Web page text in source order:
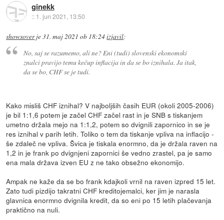
ginekk
:: 1. jun 2021, 13:50
showsoverje31. maj 2021 ob 18:24izjavil:
No, saj se razumemo, ali ne? Eni (tudi) slovenski ekonomski
znalci pravijo temu kečup inflacija in da se bo iznihala. Ja itak,
da se bo, CHF se je tudi.
Kako misliš CHF iznihal? V najboljših časih EUR (okoli 2005-2006)
je bil 1:1,6 potem je začel CHF začel rast in je SNB s tiskanjem
umetno držala mejo na 1:1,2, potem so dvignili zapornico in se je
res iznihal v parih letih. Toliko o tem da tiskanje vpliva na inflacijo -
še zdaleč ne vpliva. Švica je tiskala enormno, da je držala raven na
1,2 in je frank po dvignjeni zapornici še vedno zrastel, pa je samo
ena mala država izven EU z ne tako obsežno ekonomijo.
Ampak ne kaže da se bo frank kdajkoli vrnil na raven izpred 15 let.
Zato tudi pizdijo takratni CHF kreditojemalci, ker jim je narasla
glavnica enormno dvignila kredit, da so eni po 15 letih plačevanja
praktično na nuli.